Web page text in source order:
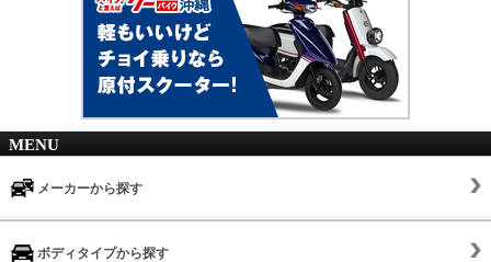
MENU
メーカーから探す
ボディタイプから探す